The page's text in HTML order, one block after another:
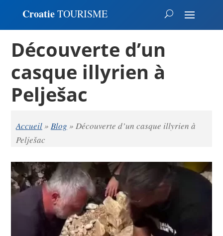
CroatieTOURISME
Découverte d’un
casque illyrien à
Pelješac
Accueil» Blog » Découverte d’un casque illyrien à
Pelješac